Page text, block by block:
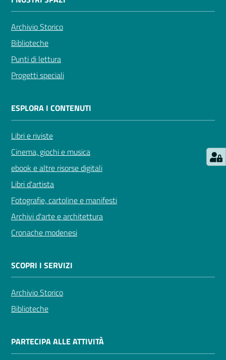
Archivio Storico
Biblioteche
Punti di lettura
Progetti speciali
ESPLORA I CONTENUTI
Libri e riviste
Cinema, giochi e musica
ebook e altre risorse digitali
Libri d'artista
Fotografie, cartoline e manifesti
Archivi d'arte e architettura
Cronache modenesi
SCOPRI I SERVIZI
Archivio Storico
Biblioteche
PARTECIPA ALLE ATTIVITÀ